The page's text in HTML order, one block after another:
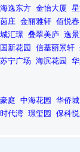
海逸东方 金怡大厦
庄 金丽雅轩 佰悦
汇璟 叠翠美庐 逸
国新花园 信基丽景轩
苏宁广场 海滨花园
庭 中海花园
华侨城
代湾 璟玺园 保科